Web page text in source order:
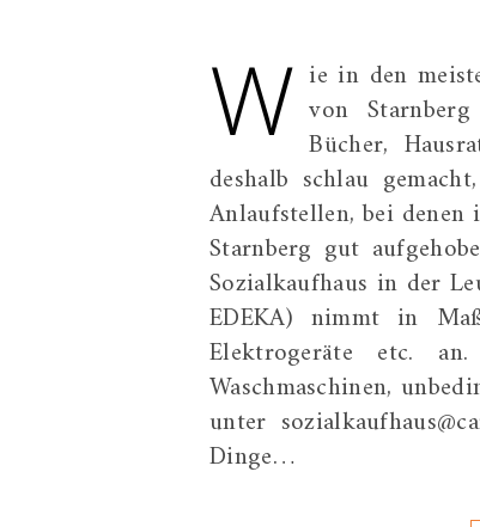
W ie in den
von
Bücher,
deshalb schlau
Anlaufstellen, bei denen
Starnberg gut
Sozialkaufhaus in der
EDEKA) nimmt in
Elektrogeräte etc.
Waschmaschinen,
unter
Dinge…